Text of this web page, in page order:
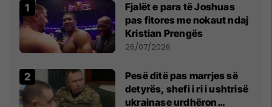
Fjalët e para të Joshuas
pas fitores me nokaut ndaj
Kristian Prengës
26/07/2026
Pesë ditë pas marrjes së
detyrës, shefi i ri i ushtrisë
ukrainase urdhëron